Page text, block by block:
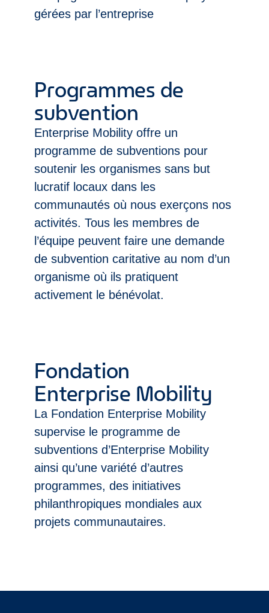
gérées par l’entreprise
Programmes de
subvention
Enterprise Mobility offre un
programme de subventions pour
soutenir les organismes sans but
lucratif locaux dans les
communautés où nous exerçons nos
activités. Tous les membres de
l’équipe peuvent faire une demande
de subvention caritative au nom d’un
organisme où ils pratiquent
activement le bénévolat.
Fondation
Enterprise Mobility
La Fondation Enterprise Mobility
supervise le programme de
subventions d’Enterprise Mobility
ainsi qu’une variété d’autres
programmes, des initiatives
philanthropiques mondiales aux
projets communautaires.